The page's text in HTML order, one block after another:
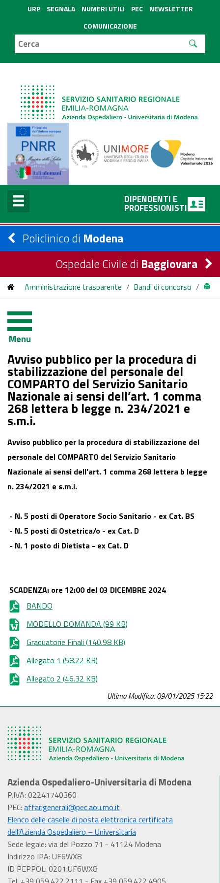
URP SEGNALA NUMERI UTILI PEC
NEWSLETTER
COMUNICAZIONE
DIPENDENTI E
PROFESSIONISTI
Policlinico di Modena
Ospedale Civile di Baggiovara
Amministrazione trasparente / Bandi di concorso /
Avviso pubblico per la procedura di stabilizzazione del
personale del COMPARTO del Servizio Sanitario Nazionale ai
sensi dell’art. 1 comma 268 lettera b legge n. 234/2021 e
s.m.i.
Menu
Avviso pubblico per la procedura di
stabilizzazione del personale del
COMPARTO del Servizio Sanitario
Nazionale ai sensi dell’art. 1 comma
268 lettera b legge n. 234/2021 e
s.m.i.
Avviso pubblico per la procedura di stabilizzazione del
personale del COMPARTO del Servizio Sanitario
Nazionale ai sensi dell’art. 1 comma 268 lettera b legge
n. 234/2021 e s.m.i.
- N. 5 posti di Operatore Socio Sanitario - ex Cat. BS
- N. 5 posti di Ostetrica/o - ex Cat. D
- N. 1 posto di Dietista - ex Cat. D
SCADENZA: ore 12:00 del 03 DICEMBRE 2024
BANDO
MODELLO DOMANDA (99 KB)
Graduatorie Finali (140.98 KB)
Allegato 1 (58.22 KB)
Allegato 2 (46.32 KB)
Ultima Modifica: 09/01/2025 15:22
Azienda Ospedaliero-Universitaria di Modena
P.IVA: 02241740360
PEC: affarigenerali@pec.aou.mo.it
Elenco delle caselle di posta elettronica certificata
dell’Azienda Ospedaliero – Universitaria
Sede legale: via del Pozzo 71 - 41124 Modena
Indirizzo IPA: UF6WX8
ID PEPPOL: 0201:UF6WX8